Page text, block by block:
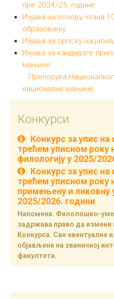
пре 2024/25. године
Изјава на основу члана
образовању
Изјава за српску
Изјава за кандидате
мањине
Препорука
националне мањине
Конкурси
Конкурс за упис на
трећем уписном року
филологију у 2025/
Конкурс за упис на
трећем уписном року
примењену и ликовну
2025/2026. години
Напомена: Филолошко-
задржава право да измени
Конкурса. Све евентуалне
објављене на званичној
факултета.